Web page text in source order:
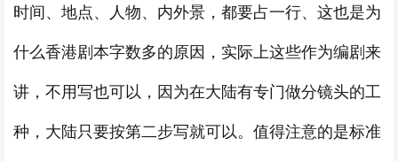
时间、地点、人物、内外景，都要占一行、这也是为
什么香港剧本字数多的原因，实际上这些作为编剧来
讲，不用写也可以，因为在大陆有专门做分镜头的工
种，大陆只要按第二步写就可以。值得注意的是标准